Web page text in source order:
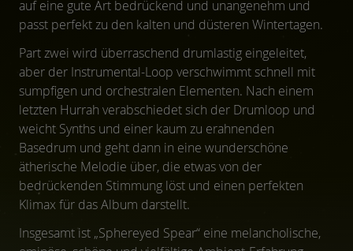
auf eine gute Art bedrückend und unangenehm und
passt perfekt zu den kalten und düsteren Wintertagen.
Part zwei wird überraschend drumlastig eingeleitet,
aber der Instrumental-Loop verschwimmt schnell mit
sumpfigen und orchestralen Elementen. Nach einem
letzten Hurrah verabschiedet sich der Drumloop und
weicht Synths und einer kaum zu erahnenden
Basedrum und geht dann in eine wunderschöne
ätherische Melodie über, die etwas von der
bedrückenden Stimmung löst und einen perfekten
Klimax für das Album darstellt.
Insgesamt ist „Sphereyed Spear“ eine melancholische,